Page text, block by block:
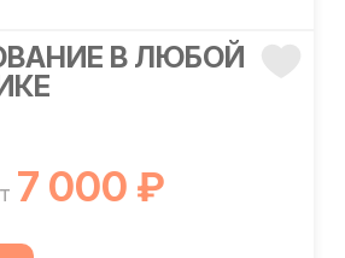
В ЛЮБОЙ
7 000 ₽